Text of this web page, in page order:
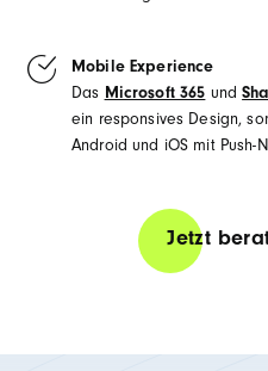
Jetzt
Mobile Experience
DasMicrosoft 365und
ein responsives Design,
Android und iOS mit Push-